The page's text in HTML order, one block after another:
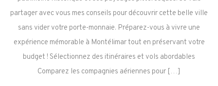
voyage
économique
à
Montélimar
partager avec vous mes conseils pour découvrir cette belle ville
sans vider votre porte-monnaie. Préparez-vous à vivre une
expérience mémorable à Montélimar tout en préservant votre
budget ! Sélectionnez des itinéraires et vols abordables
Comparez les compagnies aériennes pour […]